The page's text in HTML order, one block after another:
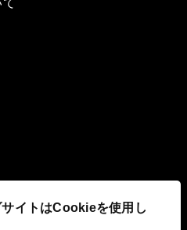
サイトはCookieを使用し
み